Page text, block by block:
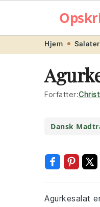
navigation
content
Hjem Salater
Forfatter:
Dansk
Agurkesalat